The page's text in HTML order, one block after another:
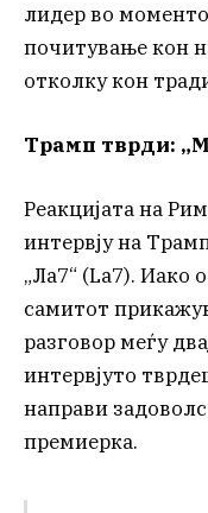
лидер во
почитување кон
отколку кон
Трамп тврди:
Реакцијата на
интервју на
„Ла7“ (La7). Иако
самитот
разговор меѓу
интервјуто
направи
премиерка.